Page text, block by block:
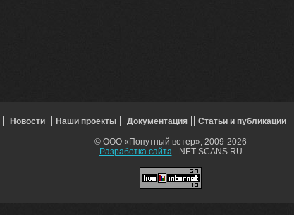
Новости Наши проекты Документация Статьи и публикации
© ООО «Попутный ветер», 2009-2026
Разработка сайта- NET-SCANS.RU